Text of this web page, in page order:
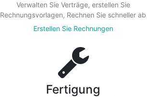
Verwalten Sie Verträge, erstellen Sie
Rechnungsvorlagen, Rechnen Sie schneller ab
Erstellen Sie Rechnungen
Fertigung